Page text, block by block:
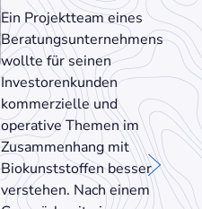
Ein Projektteam eines
Beratungsunternehmens
wollte für seinen
Investorenkunden
kommerzielle und
operative Themen im
Zusammenhang mit
Biokunststoffen besser
verstehen. Nach einem